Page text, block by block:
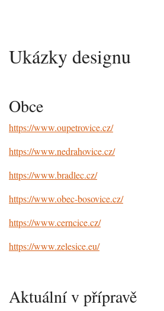
Ukázky designu
Obce
https://www.oupetrovice.cz/
https://www.nedrahovice.cz/
https://www.bradlec.cz/
https://www.obec-bosovice.cz/
https://www.cerncice.cz/
https://www.zelesice.eu/
Aktuální v přípravě